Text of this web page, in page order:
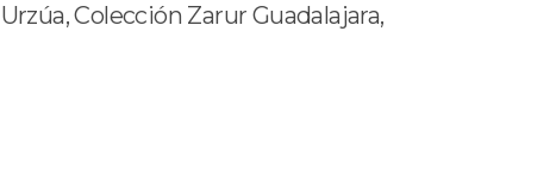
Urzúa, Colección Zarur Guadalajara,